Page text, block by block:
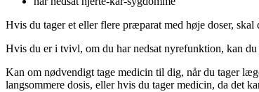
Hvis du tager et eller flere præparat med høje doser,
Hvis du er i tvivl, om du har nedsat nyrefunktion, kan
Kan om nødvendigt tage medicin til dig, når du tager
langsommere dosis, eller hvis du tager medicin, da det